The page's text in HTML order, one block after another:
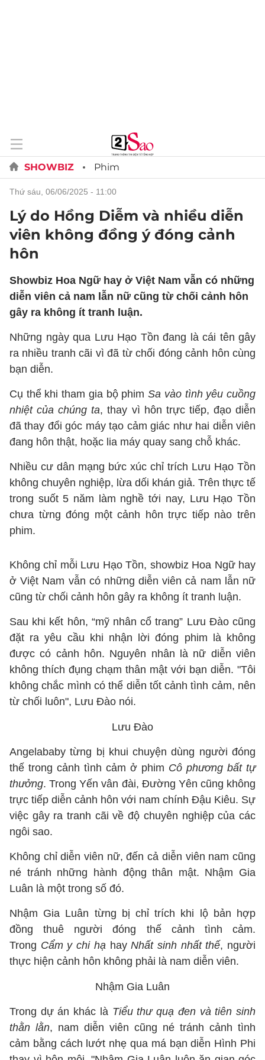
SHOWBIZ Phim
thứ sáu, 06/06/2025 - 11:00
Lý do Hồng Diễm và nhiều diễn
viên không đồng ý đóng cảnh
hôn
Showbiz Hoa Ngữ hay ở Việt Nam vẫn có những
diễn viên cả nam lẫn nữ cũng từ chối cảnh hôn
gây ra không ít tranh luận.
Những ngày qua Lưu Hạo Tồn đang là cái tên gây
ra nhiều tranh cãi vì đã từ chối đóng cảnh hôn cùng
bạn diễn.
Cụ thể khi tham gia bộ phimSa vào tình yêu cuồng
nhiệt của chúng ta, thay vì hôn trực tiếp, đạo diễn
đã thay đổi góc máy tạo cảm giác như hai diễn viên
đang hôn thật, hoặc lia máy quay sang chỗ khác.
Nhiều cư dân mạng bức xúc chỉ trích Lưu Hạo Tồn
không chuyên nghiệp, lừa dối khán giả. Trên thực tế
trong suốt 5 năm làm nghề tới nay, Lưu Hạo Tồn
chưa từng đóng một cảnh hôn trực tiếp nào trên
phim.
Không chỉ mỗi Lưu Hạo Tồn, showbiz Hoa Ngữ hay
ở Việt Nam vẫn có những diễn viên cả nam lẫn nữ
cũng từ chối cảnh hôn gây ra không ít tranh luận.
Sau khi kết hôn, “mỹ nhân cổ trang” Lưu Đào cũng
đặt ra yêu cầu khi nhận lời đóng phim là không
được có cảnh hôn. Nguyên nhân là nữ diễn viên
không thích đụng chạm thân mật với bạn diễn. "Tôi
không chắc mình có thể diễn tốt cảnh tình cảm, nên
từ chối luôn", Lưu Đào nói.
Lưu Đào
Angelababy từng bị khui chuyện dùng người đóng
thế trong cảnh tình cảm ở phim Cô phương bất tự
thưởng. Trong Yến vân đài, Đường Yên cũng không
trực tiếp diễn cảnh hôn với nam chính Đậu Kiêu. Sự
việc gây ra tranh cãi về độ chuyên nghiệp của các
ngôi sao.
Không chỉ diễn viên nữ, đến cả diễn viên nam cũng
né tránh những hành động thân mật. Nhậm Gia
Luân là một trong số đó.
Nhậm Gia Luân từng bị chỉ trích khi lộ bản hợp
đồng thuê người đóng thế cảnh tình cảm.
Trong Cẩm y chi hạhayNhất sinh nhất thế, người
thực hiện cảnh hôn không phải là nam diễn viên.
Nhậm Gia Luân
Trong dự án khác là Tiểu thư quạ đen và tiên sinh
thằn lằn, nam diễn viên cũng né tránh cảnh tình
cảm bằng cách lướt nhẹ qua má bạn diễn Hình Phi